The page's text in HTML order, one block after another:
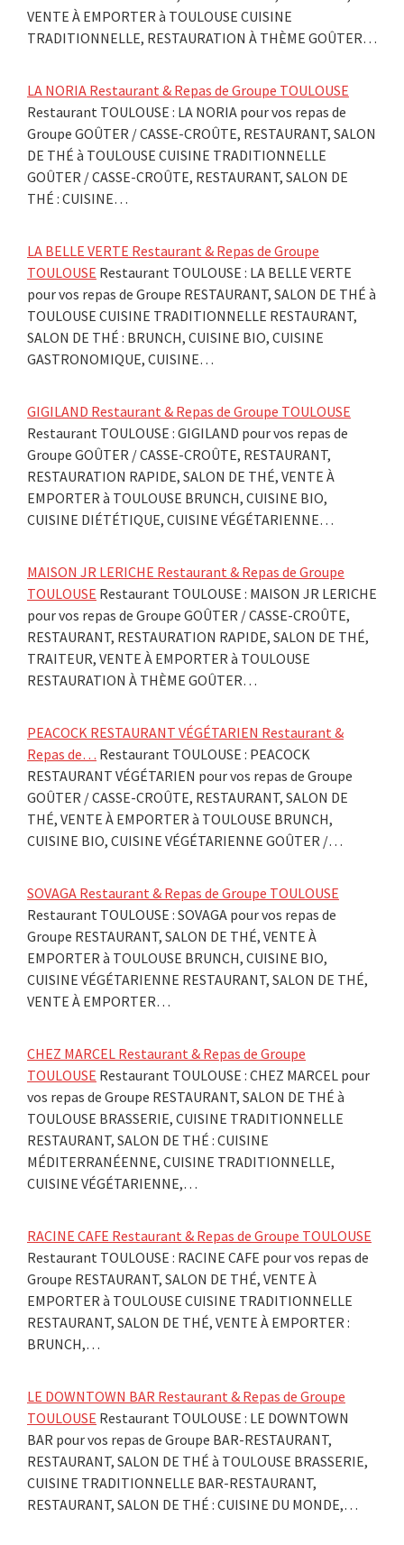
VENTE À EMPORTER à TOULOUSE CUISINE
TRADITIONNELLE, RESTAURATION À THÈME GOÛTER…
LA NORIA Restaurant & Repas de Groupe TOULOUSE
Restaurant TOULOUSE : LA NORIA pour vos repas de
Groupe GOÛTER / CASSE-CROÛTE, RESTAURANT, SALON
DE THÉ à TOULOUSE CUISINE TRADITIONNELLE
GOÛTER / CASSE-CROÛTE, RESTAURANT, SALON DE
THÉ : CUISINE…
LA BELLE VERTE Restaurant & Repas de Groupe
TOULOUSE Restaurant TOULOUSE : LA BELLE VERTE
pour vos repas de Groupe RESTAURANT, SALON DE THÉ à
TOULOUSE CUISINE TRADITIONNELLE RESTAURANT,
SALON DE THÉ : BRUNCH, CUISINE BIO, CUISINE
GASTRONOMIQUE, CUISINE…
GIGILAND Restaurant & Repas de Groupe TOULOUSE
Restaurant TOULOUSE : GIGILAND pour vos repas de
Groupe GOÛTER / CASSE-CROÛTE, RESTAURANT,
RESTAURATION RAPIDE, SALON DE THÉ, VENTE À
EMPORTER à TOULOUSE BRUNCH, CUISINE BIO,
CUISINE DIÉTÉTIQUE, CUISINE VÉGÉTARIENNE…
MAISON JR LERICHE Restaurant & Repas de Groupe
TOULOUSE Restaurant TOULOUSE : MAISON JR LERICHE
pour vos repas de Groupe GOÛTER / CASSE-CROÛTE,
RESTAURANT, RESTAURATION RAPIDE, SALON DE THÉ,
TRAITEUR, VENTE À EMPORTER à TOULOUSE
RESTAURATION À THÈME GOÛTER…
PEACOCK RESTAURANT VÉGÉTARIEN Restaurant &
Repas de… Restaurant TOULOUSE : PEACOCK
RESTAURANT VÉGÉTARIEN pour vos repas de Groupe
GOÛTER / CASSE-CROÛTE, RESTAURANT, SALON DE
THÉ, VENTE À EMPORTER à TOULOUSE BRUNCH,
CUISINE BIO, CUISINE VÉGÉTARIENNE GOÛTER /…
SOVAGA Restaurant & Repas de Groupe TOULOUSE
Restaurant TOULOUSE : SOVAGA pour vos repas de
Groupe RESTAURANT, SALON DE THÉ, VENTE À
EMPORTER à TOULOUSE BRUNCH, CUISINE BIO,
CUISINE VÉGÉTARIENNE RESTAURANT, SALON DE THÉ,
VENTE À EMPORTER…
CHEZ MARCEL Restaurant & Repas de Groupe
TOULOUSE Restaurant TOULOUSE : CHEZ MARCEL pour
vos repas de Groupe RESTAURANT, SALON DE THÉ à
TOULOUSE BRASSERIE, CUISINE TRADITIONNELLE
RESTAURANT, SALON DE THÉ : CUISINE
MÉDITERRANÉENNE, CUISINE TRADITIONNELLE,
CUISINE VÉGÉTARIENNE,…
RACINE CAFE Restaurant & Repas de Groupe TOULOUSE
Restaurant TOULOUSE : RACINE CAFE pour vos repas de
Groupe RESTAURANT, SALON DE THÉ, VENTE À
EMPORTER à TOULOUSE CUISINE TRADITIONNELLE
RESTAURANT, SALON DE THÉ, VENTE À EMPORTER :
BRUNCH,…
LE DOWNTOWN BAR Restaurant & Repas de Groupe
TOULOUSE Restaurant TOULOUSE : LE DOWNTOWN
BAR pour vos repas de Groupe BAR-RESTAURANT,
RESTAURANT, SALON DE THÉ à TOULOUSE BRASSERIE,
CUISINE TRADITIONNELLE BAR-RESTAURANT,
RESTAURANT, SALON DE THÉ : CUISINE DU MONDE,…